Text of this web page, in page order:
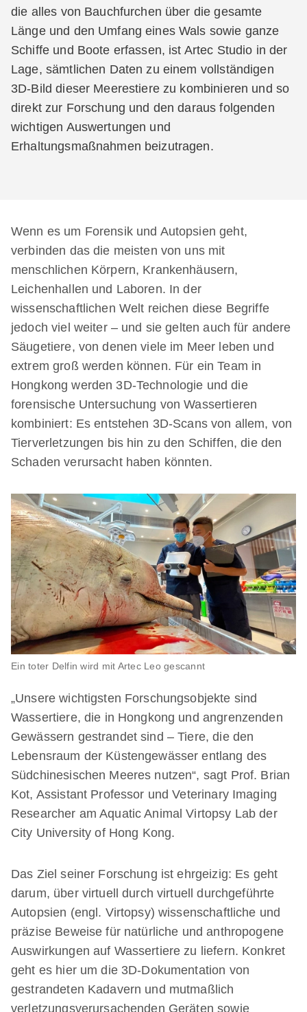
die alles von Bauchfurchen über die gesamte
Länge und den Umfang eines Wals sowie ganze
Schiffe und Boote erfassen, ist Artec Studio in der
Lage, sämtlichen Daten zu einem vollständigen
3D-Bild dieser Meerestiere zu kombinieren und so
direkt zur Forschung und den daraus folgenden
wichtigen Auswertungen und
Erhaltungsmaßnahmen beizutragen.
Wenn es um Forensik und Autopsien geht,
verbinden das die meisten von uns mit
menschlichen Körpern, Krankenhäusern,
Leichenhallen und Laboren. In der
wissenschaftlichen Welt reichen diese Begriffe
jedoch viel weiter – und sie gelten auch für andere
Säugetiere, von denen viele im Meer leben und
extrem groß werden können. Für ein Team in
Hongkong werden 3D-Technologie und die
forensische Untersuchung von Wassertieren
kombiniert: Es entstehen 3D-Scans von allem, von
Tierverletzungen bis hin zu den Schiffen, die den
Schaden verursacht haben könnten.
Ein toter Delfin wird mit Artec Leo gescannt
„Unsere wichtigsten Forschungsobjekte sind
Wassertiere, die in Hongkong und angrenzenden
Gewässern gestrandet sind – Tiere, die den
Lebensraum der Küstengewässer entlang des
Südchinesischen Meeres nutzen“, sagt Prof. Brian
Kot, Assistant Professor und Veterinary Imaging
Researcher am Aquatic Animal Virtopsy Lab der
City University of Hong Kong.
Das Ziel seiner Forschung ist ehrgeizig: Es geht
darum, über virtuell durch virtuell durchgeführte
Autopsien (engl. Virtopsy) wissenschaftliche und
präzise Beweise für natürliche und anthropogene
Auswirkungen auf Wassertiere zu liefern. Konkret
geht es hier um die 3D-Dokumentation von
gestrandeten Kadavern und mutmaßlich
verletzungsverursachenden Geräten sowie